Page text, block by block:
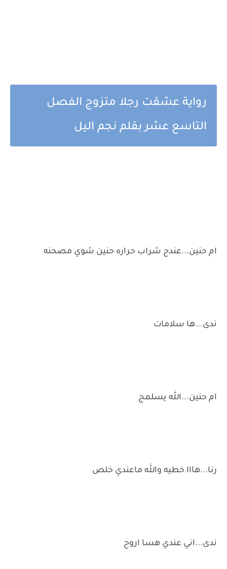
رواية عشقت رجلا متزوج الفصل
التاسع عشر بقلم نجم اليل
ام حنين...عندج شراب حراره حنين شوي مصحنه
ندى...ها سلامات
ام حنين...الله يسلمج
رنا...هااا خطيه والله ماعندي خلص
ندى...اني عندي هسا اروح